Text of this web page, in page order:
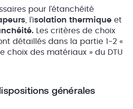
pour l’étanchéité
, l’isolation thermique et
Les critères de choix
détaillés dans la partie 1-2 «
choix des matériaux » du DTU
générales